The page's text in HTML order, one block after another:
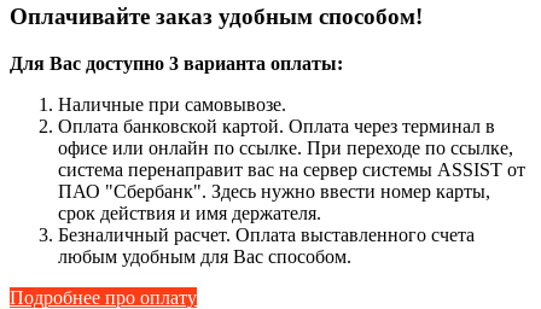
Оплачивайте заказ удобным способом!
Для Вас доступно 3 варианта оплаты:
Наличные при самовывозе.
Оплата банковской картой. Оплата через терминал в
офисе или онлайн по ссылке. При переходе по ссылке,
система перенаправит вас на сервер системы ASSIST от
ПАО "Сбербанк". Здесь нужно ввести номер карты,
срок действия и имя держателя.
Безналичный расчет. Оплата выставленного счета
любым удобным для Вас способом.
Подробнее про оплату